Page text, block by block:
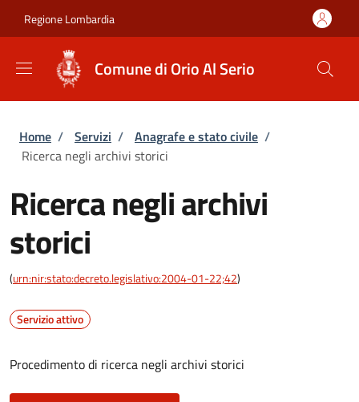
Regione Lombardia
Comune di Orio Al Serio
Briciole di pane
Home / Servizi / Anagrafe e stato civile /
Ricerca negli archivi storici
Ricerca negli archivi
storici
(urn:nir:stato:decreto.legislativo:2004-01-22;42)
Servizio attivo
Procedimento di ricerca negli archivi storici